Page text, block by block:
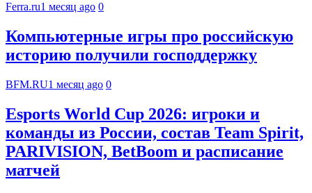
Ferra.ru1 месяц ago 0
Компьютерные игры про российскую
историю получили господдержку
BFM.RU1 месяц ago 0
Esports World Cup 2026: игроки и
команды из России, состав Team Spirit,
PARIVISION, BetBoom и расписание
матчей